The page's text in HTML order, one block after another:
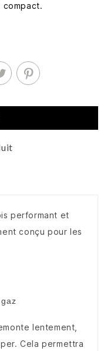
compact.
performant et
conçu pour les
lentement,
Cela permettra